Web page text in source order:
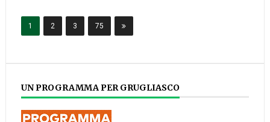
1 2 3 75
UN PROGRAMMA PER GRUGLIASCO